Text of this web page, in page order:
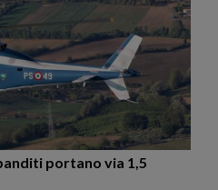
portano via 1,5